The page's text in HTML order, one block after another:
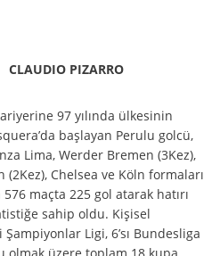
CLAUDIO PIZARRO
97 yılında ülkesinin
başlayan Perulu golcü,
Lima, Werder Bremen (3Kez),
(2Kez), Chelsea ve Köln formaları
maçta 225 gol atarak hatırı
sahip oldu. Kişisel
Şampiyonlar Ligi, 6’sı Bundesliga
olmak üzere toplam 18 kupa